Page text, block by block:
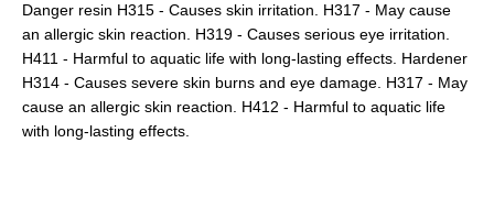
Danger resin H315 - Causes skin irritation. H317 - May cause
an allergic skin reaction. H319 - Causes serious eye irritation.
H411 - Harmful to aquatic life with long-lasting effects. Hardener
H314 - Causes severe skin burns and eye damage. H317 - May
cause an allergic skin reaction. H412 - Harmful to aquatic life
with long-lasting effects.